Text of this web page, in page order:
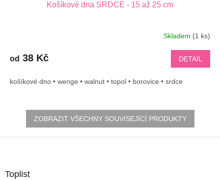
Košíkové dna SRDCE - 15 až 25 cm
Skladem (1 ks)
od 38 Kč DETAIL
košíkové dno • wenge • walnut • topol • borovice • srdce
ZOBRAZIT VŠECHNY SOUVISEJÍCÍ PRODUKTY
Toplist